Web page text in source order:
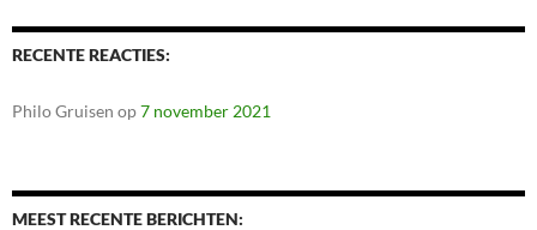
RECENTE REACTIES:
Philo Gruisen op7 november 2021
MEEST RECENTE BERICHTEN: